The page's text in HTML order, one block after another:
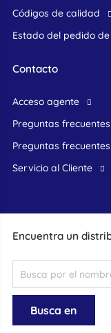
Encuentra un
Códigos de calidad
Estado del pedido
Contacto
acceso agente
preguntas frecuentes
preguntas
Servicio al Cliente